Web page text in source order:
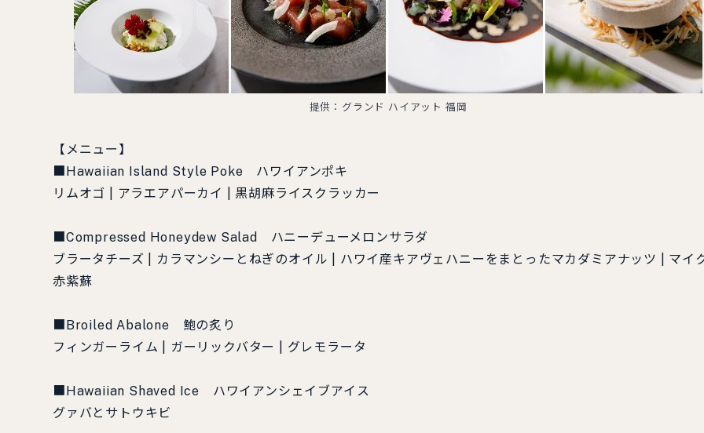
提供：グランド ハイアット 福岡
【メニュー】
■Hawaiian Island Style Poke ハワイアンポキ
リムオゴ | アラエアパーカイ | 黒胡麻ライスクラッカー
■Compressed Honeydew Salad ハニーデューメロンサラダ
ブラータチーズ | カラマンシーとねぎのオイル | ハワイ産キアヴェハニーをまとったマカダミアナッツ | マイ
赤紫蘇
■Broiled Abalone 鮑の炙り
フィンガーライム | ガーリックバター | グレモラータ
■Hawaiian Shaved Ice ハワイアンシェイブアイス
グァバとサトウキビ